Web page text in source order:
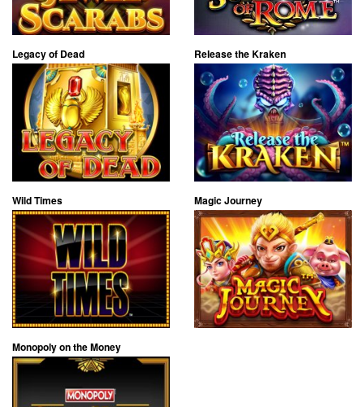
Legacy of Dead Release the Kraken
Wild Times Magic Journey
Monopoly on the Money